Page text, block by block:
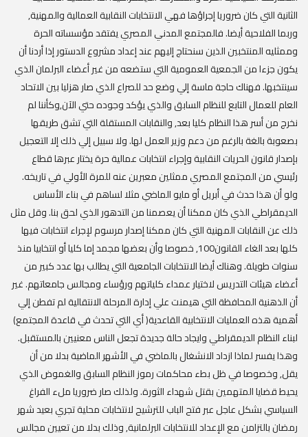
الثانية التي كان ضروريا إجراؤها فهي الانتخابات النقابية العمالية والمهنية,
وربما الفلاحية أيضا. فالمجتمع المدني المصري يفتقد مؤسساته الحرة
وممثليه المنتخبين الذين سنحتاج إليهم عند إعداد مشروع الدستور إذا أردنا أن
يكون جزءا من الجمعية العمومية التي ستضعه من غير أعضاء البرلمان الذي
سينتخبها. فهناك حاجة ماسة إلي وضع حد للصراع الذي صار هزليا بين الاتحاد
العام للعمال التابع للنظام السابق والذي يؤكد وجوده حتي الآن,وكأننا لم
نخرج من أسر هذا النظام كليا بعد, والنقابات المستقلة التي تشق طريقها
بصعوبة بالغة بالرغم من دعم وزير العمل لها. ولا سبيل إلي ذلك إلا التعجيل
بإصدار قانون الحريات النقابية وإجراء انتخابات عمالية حرة يختار عبرها قطاع
رئيسي من المجتمع المصري ممثلين معبرين عنه للمرة الأولي في تاريخه.
ولو أن هذا حدث في أبريل أو مايو الماضي مثلا لساهم في بناء الأساس
الديمقراطي الذي كان ممكنا أن يعصمنا من التدهور الذي لحق بنا. وقل مثل
ذلك عن النقابات المهنية التي كان ممكنا إصدار مرسوم لإجراء انتخابات فيها
كلها بعد الغاء القانون100, خصوصا وأن بعضها مجمد إما كليا أو انتخابيا منذ
سنوات طويلة. وهناك أيضا الانتخابات الجامعية التي يطالب بها عدد كبير من
أعضاء هيئات التدريس لاختيار عمداء كلياتهم ورؤساء ومجالس جامعاتهم. غير
أن الذهنية المحافظة التي هيمنت علي إدارة المرحلة الانتقالية لم تفطن إلي
أهمية هذه العمليات الانتخابية القاعدية( أي التي تحدث في قاعدة المجتمع)
لبناء النظام الديمقراطي وايجاد حالة جديدة تجعل الناس معنيين بالمستقبل.
وهذا يفسر لماذا ازداد الانشغال بالماضي في الأشهر الماضية بدلا من أن
يقل, وخصوصا في ظل بطء محاكمات رموز النظام السابق والغموض الذي
يحيط قضايا المتهمين بقتل شهداء الثورة. ولذلك صار ضروريا ملء الفراغ
السياسي بشكل عاجل عبر فتح الباب للترشيح لانتخابات محلية تجري بعيد شهر
رمضان بالتزامن مع الإعداد للانتخابات البرلمانية, وذلك بدلا من تعيين مجالس